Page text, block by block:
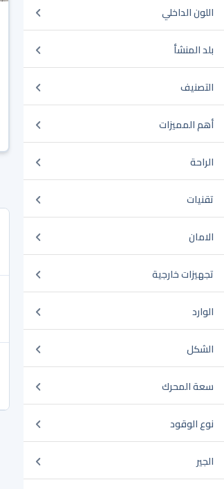
اللون الداخلي
بلد المنشأ
التصنيف
أهم المميزات
الراحة
تقنيات
الامان
تجهيزات خارجية
الوارد
الشكل
سعة المحرك
نوع الوقود
الجير